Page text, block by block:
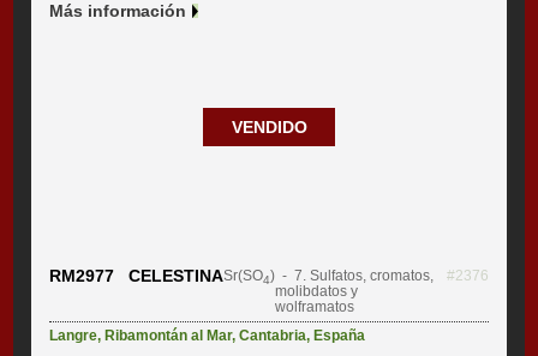
Más información
VENDIDO
RM2977 CELESTINASr(SO4) - 7. Sulfatos, cromatos,
molibdatos y
wolframatos
#2376
Langre, Ribamontán al Mar,Cantabria, España